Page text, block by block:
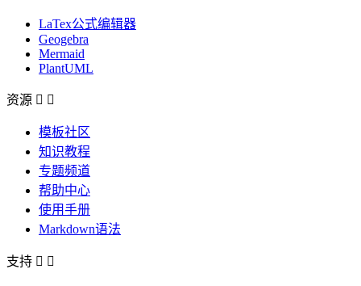
LaTex公式编辑器
Geogebra
Mermaid
PlantUML
资源  
模板社区
知识教程
专题频道
帮助中心
使用手册
Markdown语法
支持  